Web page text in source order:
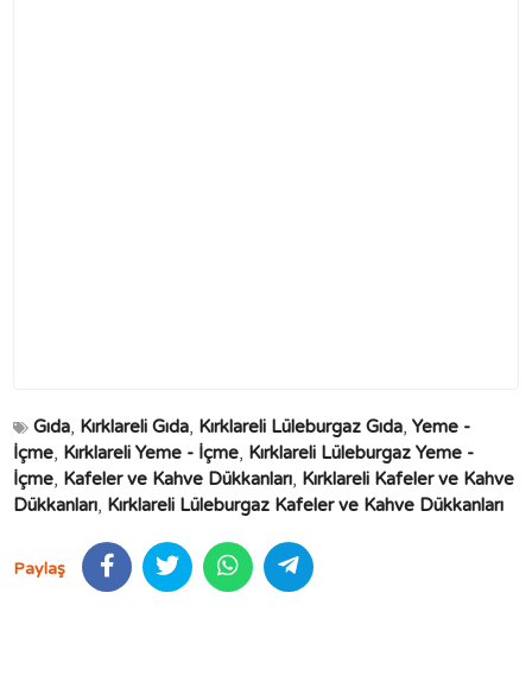
Gıda, Kırklareli Gıda, Kırklareli Lüleburgaz Gıda,Yeme -
İçme, Kırklareli Yeme - İçme, Kırklareli Lüleburgaz Yeme -
İçme, Kafeler ve Kahve Dükkanları, Kırklareli Kafeler ve Kahve
Dükkanları, Kırklareli Lüleburgaz Kafeler ve Kahve Dükkanları
Paylaş